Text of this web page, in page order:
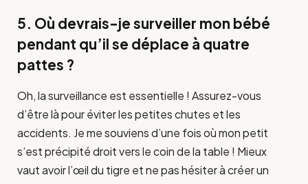
5. Où devrais-je surveiller mon bébé
pendant qu’il se déplace à quatre
pattes ?
Oh, la surveillance est essentielle ! Assurez-vous
d’être là pour éviter les petites chutes et les
accidents. Je me souviens d’une fois où mon petit
s’est précipité droit vers le coin de la table ! Mieux
vaut avoir l’œil du tigre et ne pas hésiter à créer un